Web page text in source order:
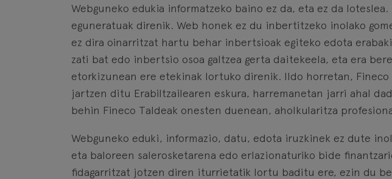
Webguneko edukia informatzeko baino ez da, eta ez da
eguneratuak direnik. Web honek ez du inbertitzeko inolako
ez dira oinarritzat hartu behar inbertsioak egiteko edota
zati bat edo inbertsio osoa galtzea gerta daitekeela, eta era
etorkizunean ere etekinak lortuko direnik. Ildo horretan,
jartzen ditu Erabiltzailearen eskura, harremanetan jarri ahal
behin Fineco Taldeak onesten duenean, aholkularitza
Webguneko eduki, informazio, datu, edota iruzkinek ez dute
eta baloreen salerosketarena edo erlazionaturiko bide
fidagarritzat jotzen diren iturrietatik lortu baditu ere, ezin du